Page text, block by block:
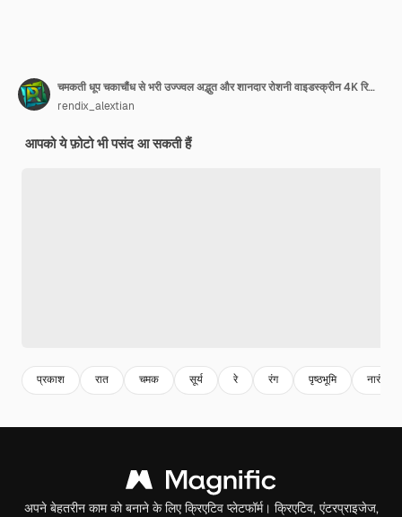
चमकती धूप चकाचौंध से भरी उज्ज्वल अद्भुत और शानदार रोशनी वाइडस्क्रीन 4K रिज़ॉल्यूशन
rendix_alextian
आपको ये फ़ोटो भी पसंद आ सकती हैं
प्रकाश रात चमक सूर्य रे रंग पृष्ठभूमि नारंगी
अपने बेहतरीन काम को बनाने के लिए क्रिएटिव प्लेटफॉर्म। क्रिएटिव, एंटरप्राइजेज,